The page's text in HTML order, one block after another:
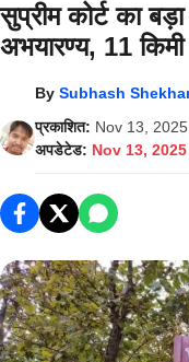
सुप्रीम कोर्ट का
अभयारण्य, 11
By Subhash
प्रकाशित: Nov 13,
अपडेटेड: Nov 13, 2025